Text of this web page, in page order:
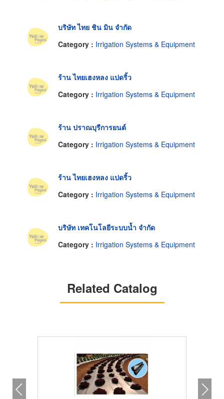
บริษัท ไทย ชิน มิน จำกัด
Category : Irrigation Systems & Equipment
ร้าน ไทยเฮงหลง แปดริ้ว
Category : Irrigation Systems & Equipment
ร้าน ปราณบุรีการยนต์
Category : Irrigation Systems & Equipment
ร้าน ไทยเฮงหลง แปดริ้ว
Category : Irrigation Systems & Equipment
บริษัท เทคโนโลยีระบบน้ำ จำกัด
Category : Irrigation Systems & Equipment
Related Catalog